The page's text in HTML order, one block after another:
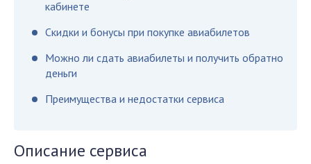
кабинете
Скидки и бонусы при покупке авиабилетов
Можно ли сдать авиабилеты и получить обратно
деньги
Преимущества и недостатки сервиса
Описание сервиса